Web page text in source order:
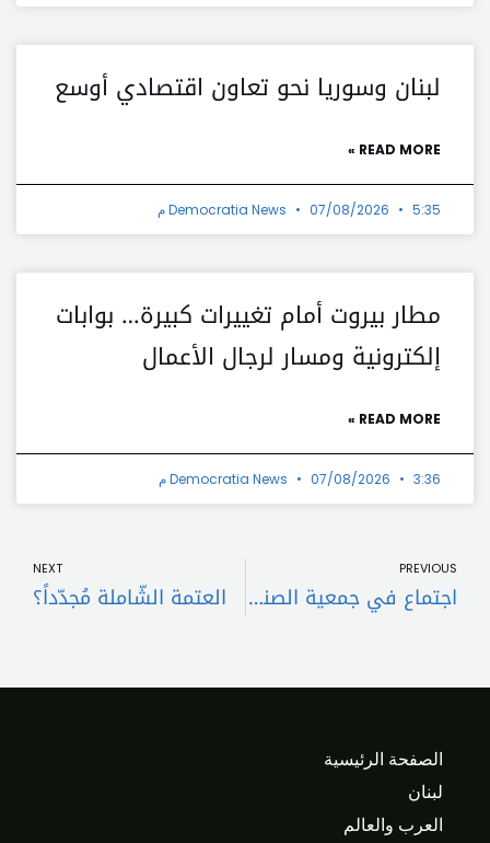
لبنان وسوريا نحو تعاون اقتصادي أوسع
READ MORE »
Democratia News 07/08/2026 5:35 م
مطار بيروت أمام تغييرات كبيرة… بوابات
إلكترونية ومسار لرجال الأعمال
READ MORE »
Democratia News 07/08/2026 3:36 م
PREVIOUS
اجتماع في جمعية الصناعيين صادق على خلاصات دراسة لمنظمة العمل عن النظامية وقابلية التشغيل في السوق اللبناني
NEXT
العتمة الشّاملة مُجدّداً؟
الصفحة الرئيسية
لبنان
العرب والعالم